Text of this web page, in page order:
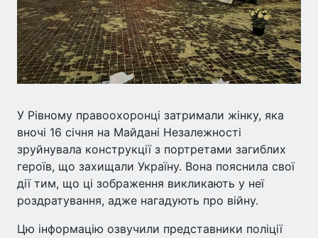
У Рівному правоохоронці затримали жінку, яка
вночі 16 січня на Майдані Незалежності
зруйнувала конструкції з портретами загиблих
героїв, що захищали Україну. Вона пояснила свої
дії тим, що ці зображення викликають у неї
роздратування, адже нагадують про війну.
Цю інформацію озвучили представники поліції